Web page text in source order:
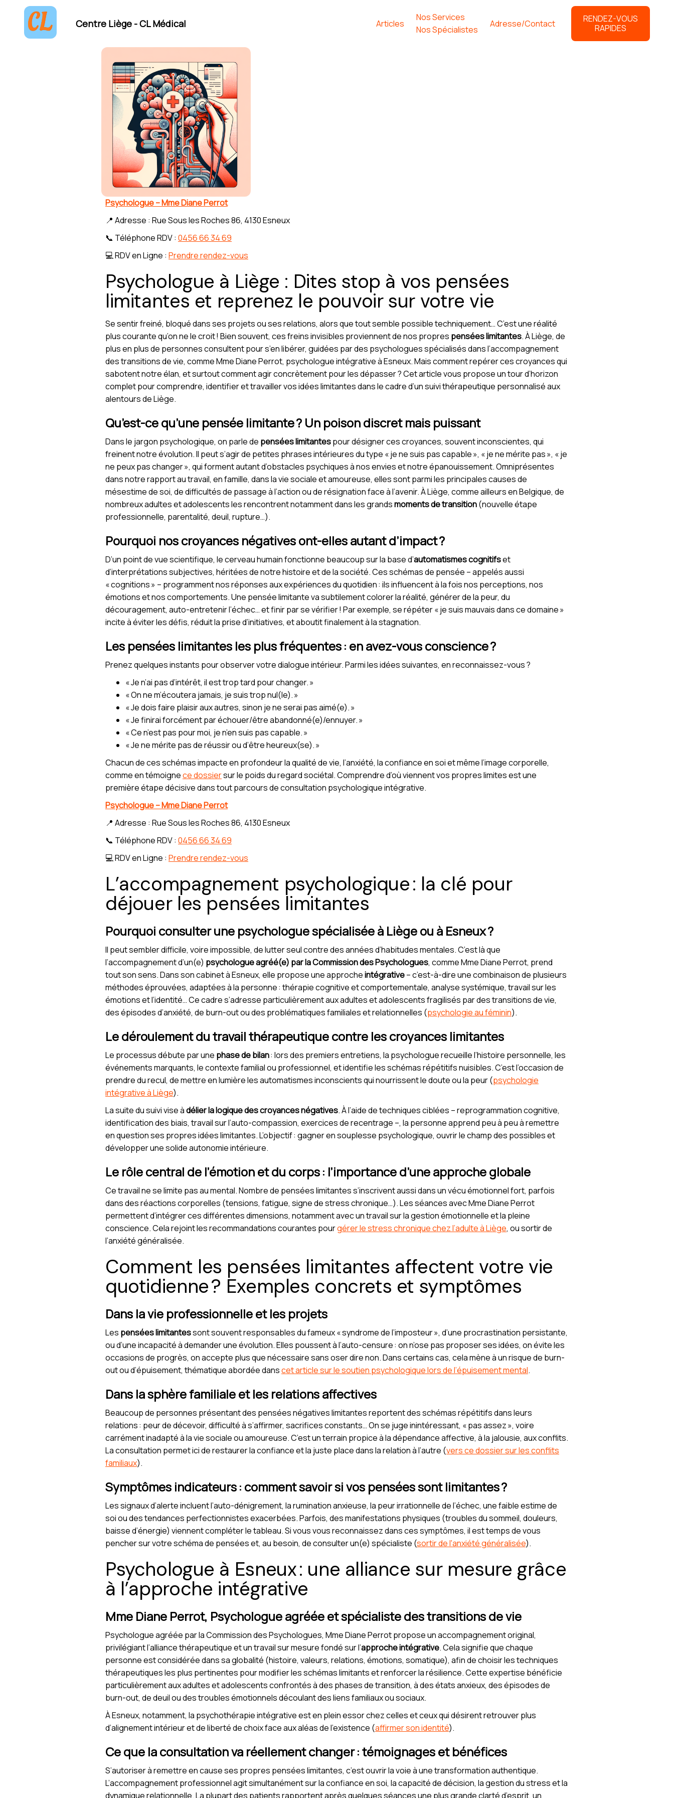
Centre Liège - CL Médical Articles
Nos Services
Nos Spécialistes
Adresse/Contact
RENDEZ-VOUS
RAPIDES
Psychologue – Mme Diane Perrot
📍 Adresse : Rue Sous les Roches 86, 4130 Esneux
📞 Téléphone RDV : 0456 66 34 69
💻 RDV en Ligne : Prendre rendez-vous
Psychologue à Liège : Dites stop à vos pensées
limitantes et reprenez le pouvoir sur votre vie
Se sentir freiné, bloqué dans ses projets ou ses relations, alors que tout semble possible techniquement… C’est une réalité
plus courante qu’on ne le croit ! Bien souvent, ces freins invisibles proviennent de nos propres pensées limitantes. À Liège, de
plus en plus de personnes consultent pour s’en libérer, guidées par des psychologues spécialisés dans l’accompagnement
des transitions de vie, comme Mme Diane Perrot, psychologue intégrative à Esneux. Mais comment repérer ces croyances qui
sabotent notre élan, et surtout comment agir concrètement pour les dépasser ? Cet article vous propose un tour d’horizon
complet pour comprendre, identifier et travailler vos idées limitantes dans le cadre d’un suivi thérapeutique personnalisé aux
alentours de Liège.
Qu’est-ce qu’une pensée limitante ? Un poison discret mais puissant
Dans le jargon psychologique, on parle de pensées limitantespour désigner ces croyances, souvent inconscientes, qui
freinent notre évolution. Il peut s’agir de petites phrases intérieures du type « je ne suis pas capable », « je ne mérite pas », « je
ne peux pas changer », qui forment autant d’obstacles psychiques à nos envies et notre épanouissement. Omniprésentes
dans notre rapport au travail, en famille, dans la vie sociale et amoureuse, elles sont parmi les principales causes de
mésestime de soi, de difficultés de passage à l’action ou de résignation face à l’avenir. À Liège, comme ailleurs en Belgique, de
nombreux adultes et adolescents les rencontrent notamment dans les grandsmoments de transition(nouvelle étape
professionnelle, parentalité, deuil, rupture…).
Pourquoi nos croyances négatives ont-elles autant d’impact ?
D’un point de vue scientifique, le cerveau humain fonctionne beaucoup sur la base d’automatismes cognitifset
d’interprétations subjectives, héritées de notre histoire et de la société. Ces schémas de pensée – appelés aussi
« cognitions » – programment nos réponses aux expériences du quotidien : ils influencent à la fois nos perceptions, nos
émotions et nos comportements. Une pensée limitante va subtilement colorer la réalité, générer de la peur, du
découragement, auto-entretenir l’échec… et finir par se vérifier ! Par exemple, se répéter « je suis mauvais dans ce domaine »
incite à éviter les défis, réduit la prise d’initiatives, et aboutit finalement à la stagnation.
Les pensées limitantes les plus fréquentes : en avez-vous conscience ?
Prenez quelques instants pour observer votre dialogue intérieur. Parmi les idées suivantes, en reconnaissez-vous ?
« Je n’ai pas d’intérêt, il est trop tard pour changer. »
« On ne m’écoutera jamais, je suis trop nul(le). »
« Je dois faire plaisir aux autres, sinon je ne serai pas aimé(e). »
« Je finirai forcément par échouer/être abandonné(e)/ennuyer. »
« Ce n’est pas pour moi, je n’en suis pas capable. »
« Je ne mérite pas de réussir ou d’être heureux(se). »
Chacun de ces schémas impacte en profondeur la qualité de vie, l’anxiété, la confiance en soi et même l’image corporelle,
comme en témoignece dossiersur le poids du regard sociétal. Comprendre d’où viennent vos propres limites est une
première étape décisive dans tout parcours de consultation psychologique intégrative.
Psychologue – Mme Diane Perrot
📍 Adresse : Rue Sous les Roches 86, 4130 Esneux
📞 Téléphone RDV : 0456 66 34 69
💻 RDV en Ligne : Prendre rendez-vous
L’accompagnement psychologique : la clé pour
déjouer les pensées limitantes
Pourquoi consulter une psychologue spécialisée à Liège ou à Esneux ?
Il peut sembler difficile, voire impossible, de lutter seul contre des années d’habitudes mentales. C’est là que
l’accompagnement d’un(e) psychologue agréé(e) par la Commission des Psychologues, comme Mme Diane Perrot, prend
tout son sens. Dans son cabinet à Esneux, elle propose une approcheintégrative– c’est-à-dire une combinaison de plusieurs
méthodes éprouvées, adaptées à la personne : thérapie cognitive et comportementale, analyse systémique, travail sur les
émotions et l’identité… Ce cadre s’adresse particulièrement aux adultes et adolescents fragilisés par des transitions de vie,
des épisodes d’anxiété, de burn-out ou des problématiques familiales et relationnelles (psychologie au féminin).
Le déroulement du travail thérapeutique contre les croyances limitantes
Le processus débute par une phase de bilan: lors des premiers entretiens, la psychologue recueille l’histoire personnelle, les
événements marquants, le contexte familial ou professionnel, et identifie les schémas répétitifs nuisibles. C’est l’occasion de
prendre du recul, de mettre en lumière les automatismes inconscients qui nourrissent le doute ou la peur (psychologie
intégrative à Liège).
La suite du suivi vise àdélier la logique des croyances négatives. À l’aide de techniques ciblées – reprogrammation cognitive,
identification des biais, travail sur l’auto-compassion, exercices de recentrage –, la personne apprend peu à peu à remettre
en question ses propres idées limitantes. L’objectif : gagner en souplesse psychologique, ouvrir le champ des possibles et
développer une solide autonomie intérieure.
Le rôle central de l’émotion et du corps : l’importance d’une approche globale
Ce travail ne se limite pas au mental. Nombre de pensées limitantes s’inscrivent aussi dans un vécu émotionnel fort, parfois
dans des réactions corporelles (tensions, fatigue, signe de stress chronique…). Les séances avec Mme Diane Perrot
permettent d’intégrer ces différentes dimensions, notamment avec un travail sur la gestion émotionnelle et la pleine
conscience. Cela rejoint les recommandations courantes pourgérer le stress chronique chez l’adulte à Liège, ou sortir de
l’anxiété généralisée.
Comment les pensées limitantes affectent votre vie
quotidienne ? Exemples concrets et symptômes
Dans la vie professionnelle et les projets
Les pensées limitantessont souvent responsables du fameux « syndrome de l’imposteur », d’une procrastination persistante,
ou d’une incapacité à demander une évolution. Elles poussent à l’auto-censure : on n’ose pas proposer ses idées, on évite les
occasions de progrès, on accepte plus que nécessaire sans oser dire non. Dans certains cas, cela mène à un risque de burn-
out ou d’épuisement, thématique abordée danscet article sur le soutien psychologique lors de l’épuisement mental.
Dans la sphère familiale et les relations affectives
Beaucoup de personnes présentant des pensées négatives limitantes reportent des schémas répétitifs dans leurs
relations : peur de décevoir, difficulté à s’affirmer, sacrifices constants… On se juge inintéressant, « pas assez », voire
carrément inadapté à la vie sociale ou amoureuse. C’est un terrain propice à la dépendance affective, à la jalousie, aux conflits.
La consultation permet ici de restaurer la confiance et la juste place dans la relation à l’autre (vers ce dossier sur les conflits
familiaux).
Symptômes indicateurs : comment savoir si vos pensées sont limitantes ?
Les signaux d’alerte incluent l’auto-dénigrement, la rumination anxieuse, la peur irrationnelle de l’échec, une faible estime de
soi ou des tendances perfectionnistes exacerbées. Parfois, des manifestations physiques (troubles du sommeil, douleurs,
baisse d’énergie) viennent compléter le tableau. Si vous vous reconnaissez dans ces symptômes, il est temps de vous
pencher sur votre schéma de pensées et, au besoin, de consulter un(e) spécialiste (sortir de l'anxiété généralisée).
Psychologue à Esneux : une alliance sur mesure grâce
à l’approche intégrative
Mme Diane Perrot, Psychologue agréée et spécialiste des transitions de vie
Psychologue agréée par la Commission des Psychologues, Mme Diane Perrot propose un accompagnement original,
privilégiant l’alliance thérapeutique et un travail sur mesure fondé sur l’approche intégrative. Cela signifie que chaque
personne est considérée dans sa globalité (histoire, valeurs, relations, émotions, somatique), afin de choisir les techniques
thérapeutiques les plus pertinentes pour modifier les schémas limitants et renforcer la résilience. Cette expertise bénéficie
particulièrement aux adultes et adolescents confrontés à des phases de transition, à des états anxieux, des épisodes de
burn-out, de deuil ou des troubles émotionnels découlant des liens familiaux ou sociaux.
À Esneux, notamment, la psychothérapie intégrative est en plein essor chez celles et ceux qui désirent retrouver plus
d’alignement intérieur et de liberté de choix face aux aléas de l’existence (affirmer son identité).
Ce que la consultation va réellement changer : témoignages et bénéfices
S’autoriser à remettre en cause ses propres pensées limitantes, c’est ouvrir la voie à une transformation authentique.
L’accompagnement professionnel agit simultanément sur la confiance en soi, la capacité de décision, la gestion du stress et la
dynamique relationnelle. La plupart des patients rapportent après quelques séances une plus grande clarté d’esprit, un